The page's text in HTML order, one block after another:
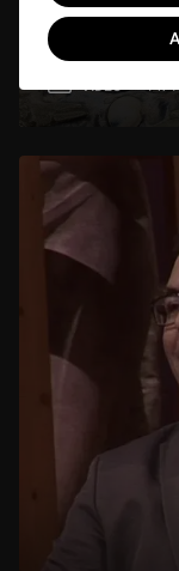
Quand la
figulines de
VIDEO 1 h